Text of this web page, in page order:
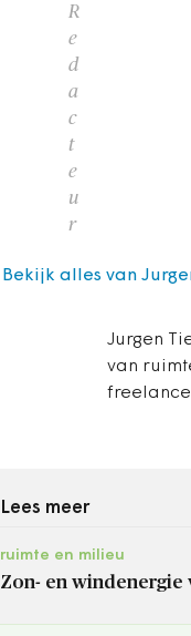
R
e
d
a
c
t
e
u
r
Jurgen
van
Bekijk alles van
Lees meer
ruimte en milieu
Zon- en windenergie